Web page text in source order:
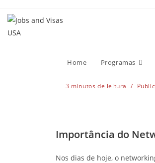
Home Programas
Emprego
3 minutos de leitura
Importância do
Nos dias de hoje, o